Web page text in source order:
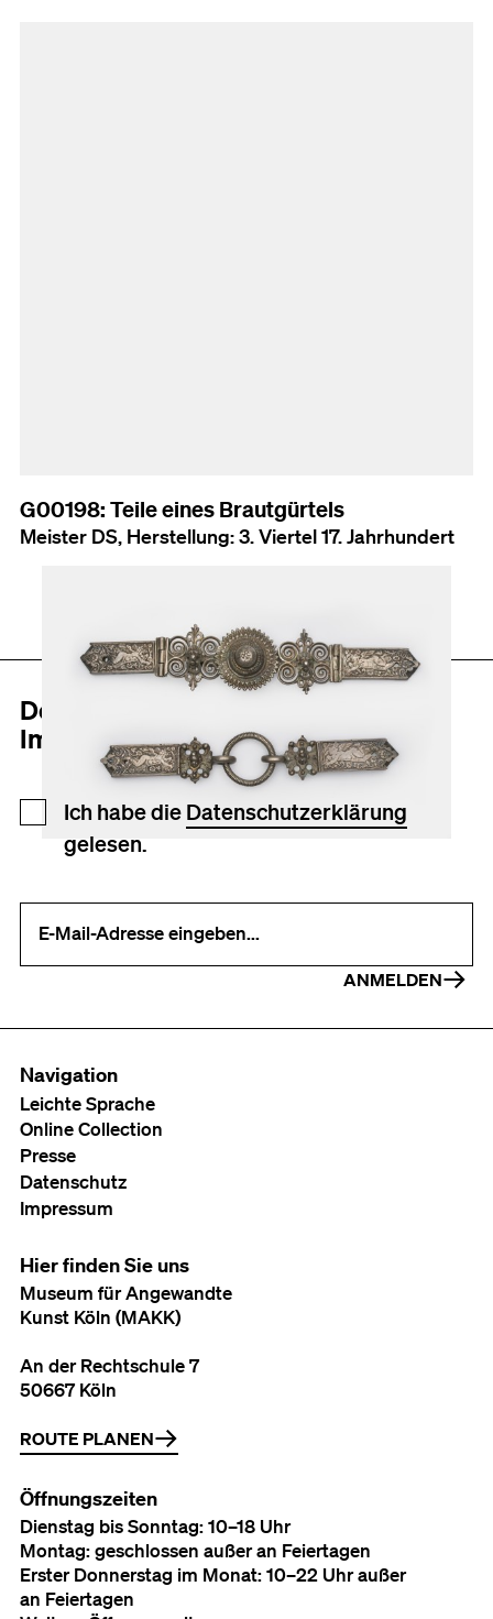
G00198: Teile eines Brautgürtels
Meister DS, Herstellung: 3. Viertel 17. Jahrhundert
Der MAKK Newsletter
Immer auf dem neusten Stand
Newsletter Anmeldung
Ich habe die Datenschutzerklärung
gelesen.
ANMELDEN
Navigation
Leichte Sprache
Online Collection
Presse
Datenschutz
Impressum
Hier finden Sie uns
Museum für Angewandte
Kunst Köln (MAKK)
An der Rechtschule 7
50667 Köln
ROUTE PLANEN
Öffnungszeiten
Dienstag bis Sonntag: 10–18 Uhr
Montag: geschlossen außer an Feiertagen
Erster Donnerstag im Monat: 10–22 Uhr außer
an Feiertagen